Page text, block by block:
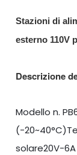
Stazioni di
esterno 110V
Descrizione
Modello n.
(-
solare20V-6A